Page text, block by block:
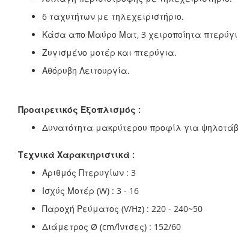
6 ταχυτήτων με τηλεχειριστήριο.
Κάσα απο Μαύρο Ματ, 3 χειροποίητα
Ζυγισμένο μοτέρ και πτερύγια.
Αθόρυβη Λειτουργία.
Προαιρετικός Εξοπλισμός :
Δυνατότητα μακρύτερου προφίλ για
Τεχνικά Χαρακτηριστικά :
Αριθμός Πτερυγίων : 3
Ισχύς Μοτέρ (W) : 3 - 16
Παροχή Ρεύματος (V/Hz) : 220 - 240~50
Διάμετρος Ø (cm/Ίντσες) : 152/60